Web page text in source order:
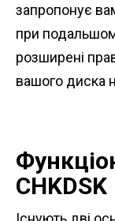
запропонує
при
розширені
вашого диска
CHKDSK